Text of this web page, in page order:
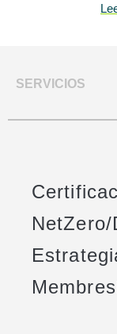
SERVICIOS